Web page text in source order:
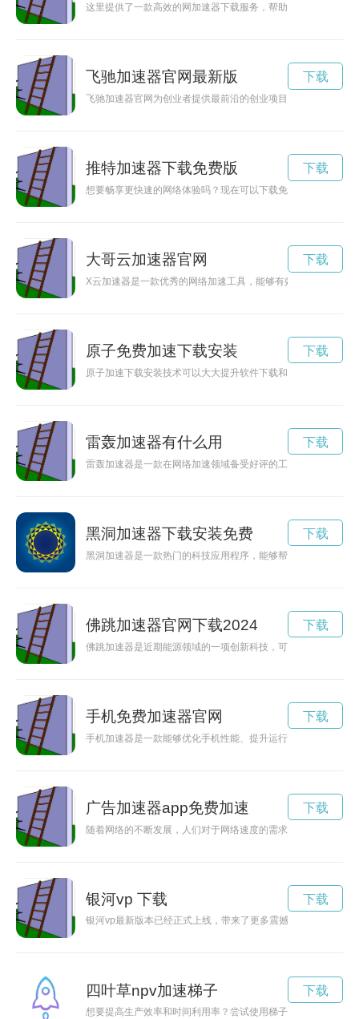
这里提供了一款高效的网加速器下载服务，帮助用户在网络连
飞驰加速器官网最新版
飞驰加速器官网为创业者提供最前沿的创业项目和投资机会，
下载
推特加速器下载免费版
想要畅享更快速的网络体验吗？现在可以下载免费版的加速器
下载
大哥云加速器官网
X云加速器是一款优秀的网络加速工具，能够有效解决用户在
下载
原子免费加速下载安装
原子加速下载安装技术可以大大提升软件下载和安装的速度，
下载
雷轰加速器有什么用
雷轰加速器是一款在网络加速领域备受好评的工具，想了解如
下载
黑洞加速器下载安装免费
黑洞加速器是一款热门的科技应用程序，能够帮助用户加速网
下载
佛跳加速器官网下载2024
佛跳加速器是近期能源领域的一项创新科技，可以帮助汽车提
下载
手机免费加速器官网
手机加速器是一款能够优化手机性能、提升运行速度、清理垃
下载
广告加速器app免费加速
随着网络的不断发展，人们对于网络速度的需求也越来越高。
下载
银河vp 下载
银河vp最新版本已经正式上线，带来了更多震撼的功能和体验
下载
四叶草npv加速梯子
想要提高生产效率和时间利用率？尝试使用梯子NPV方法，每天
下载